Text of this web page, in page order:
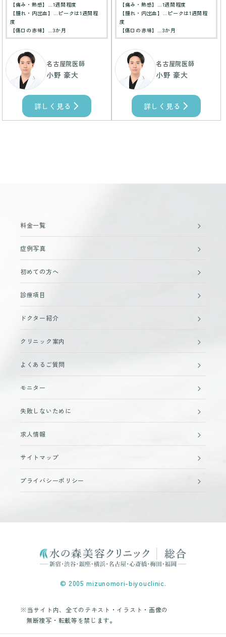
【痛み・熱感】…1週間程度
【腫れ・内出血】…ピークは1週間程
度
【傷口の赤味】…3か月
名古屋院医師
小野 豪大
詳しく見る
【痛み・熱感】…1週間程度
【腫れ・内出血】…ピークは1週間程
度
【傷口の赤味】…3か月
名古屋院医師
小野 豪大
詳しく見る
料金一覧
症例写真
初めての方へ
診療項目
ドクター紹介
クリニック案内
よくあるご質問
モニター
失敗しないために
求人情報
サイトマップ
プライバシーポリシー
© 2005 mizunomori-biyouclinic.
※当サイト内、全てのテキスト・イラスト・画像の
無断複写・転載等を禁じます。